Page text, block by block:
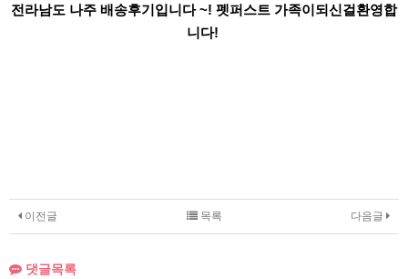
​전라남도 나주 배송후기입니다 ~! 펫퍼스트 가족이되신걸환영합
니다!
이전글 다음글
목록
댓글목록